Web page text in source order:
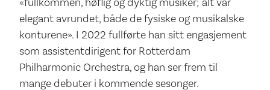
elegant avrundet, både de fysiske og musikalske
konturene». I 2022 fullførte han sitt engasjement
som assistentdirigent for Rotterdam
Philharmonic Orchestra, og han ser frem til
mange debuter i kommende sesonger.